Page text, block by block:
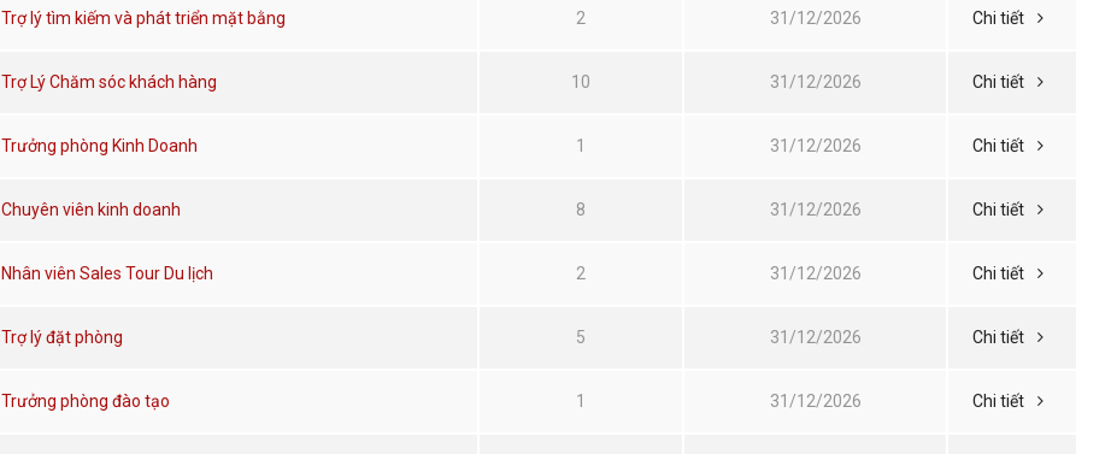
Trợ lý tìm kiếm và phát triển mặt bằng 2 31/12/2026 Chi tiết
Trợ Lý Chăm sóc khách hàng 10 31/12/2026 Chi tiết
Trưởng phòng Kinh Doanh 1 31/12/2026 Chi tiết
Chuyên viên kinh doanh 8 31/12/2026 Chi tiết
Nhân viên Sales Tour Du lịch 2 31/12/2026 Chi tiết
Trợ lý đặt phòng 5 31/12/2026 Chi tiết
Trưởng phòng đào tạo 1 31/12/2026 Chi tiết